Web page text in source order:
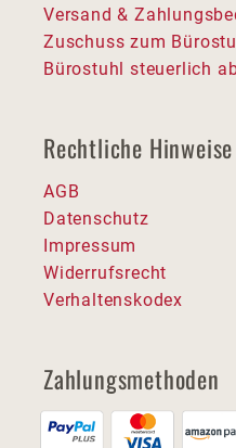
Versand &
Zuschuss zum
Bürostuhl steuerlich
Rechtliche Hinweise
AGB
Datenschutz
Impressum
Widerrufsrecht
Verhaltenskodex
Zahlungsmethoden